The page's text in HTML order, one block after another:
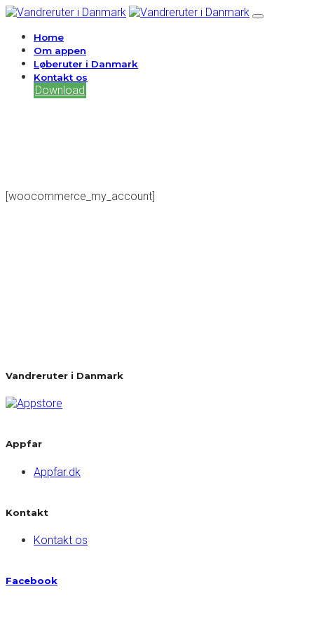
Home
Om appen
Løberuter i Danmark
Kontakt os
Download
[woocommerce_my_account]
Vandreruter i Danmark
Appfar
Appfar.dk
Kontakt
Kontakt os
Facebook